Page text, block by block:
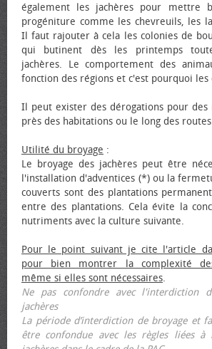
également les jachères pour mettre
progéniture comme les chevreuils, les
Il faut rajouter à cela les colonies de
qui butinent dès les printemps
jachères. Le comportement des
fonction des régions et c'est pourquoi les
Il peut exister des dérogations pour des
près des habitations ou le long des
Utilité du broyage :
Le broyage des jachères peut être
l'installation d'adventices (*) ou la
couverts sont des plantations
entre des plantations. Cela évite la
nutriments avec la culture suivante.
Pour le point suivant je cite l'article
pour bien montrer la complexité
même si elles sont nécessaires.
Ne pas confondre avec l'interdiction
jachères
La période d’interdiction de broyage et
être confondue avec les règles liées à